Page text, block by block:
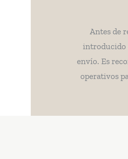
Antes de
introducido
envío. Es
operativos